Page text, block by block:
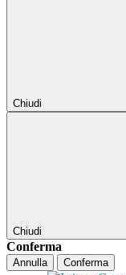
Chiudi
Chiudi
Conferma
Annulla Conferma